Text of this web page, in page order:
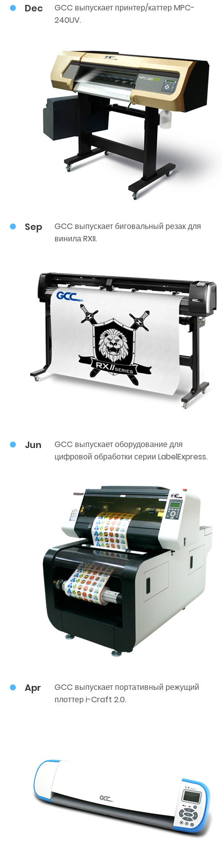
Dec
GCC выпускает принтер/каттер MPC-
240UV.
Sep
GCC выпускает биговальный резак для
винила RXII.
Jun
GCC выпускает оборудование для
цифровой обработки серии LabelExpress.
Apr
GCC выпускает портативный режущий
плоттер i-Craft 2.0.